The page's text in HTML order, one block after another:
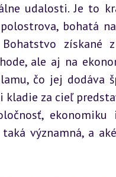
udalosti. Je to
bohatá
ale aj na
kladie za cieľ
významná, a